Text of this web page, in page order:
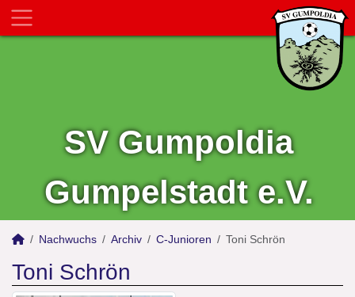
SV Gumpoldia
Gumpelstadt e.V.
Nachwuchs Archiv C-Junioren Toni Schrön
Toni Schrön